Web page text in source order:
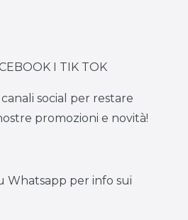
I TIK TOK
social per restare
promozioni e novità!
Whatsapp per info sui